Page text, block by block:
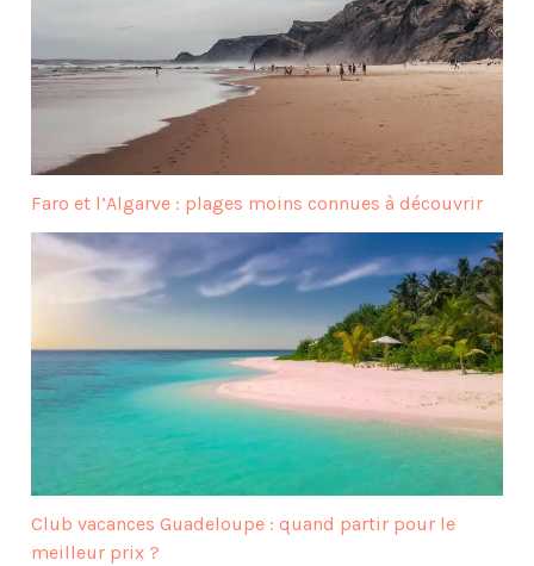
Faro et l’Algarve : plages moins connues à découvrir
Club vacances Guadeloupe : quand partir pour le
meilleur prix ?